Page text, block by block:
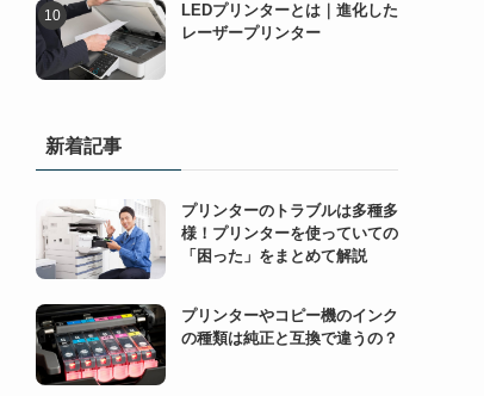
LEDプリンターとは｜進化した
レーザープリンター
新着記事
プリンターのトラブルは多種多
様！プリンターを使っていての
「困った」をまとめて解説
プリンターやコピー機のインク
の種類は純正と互換で違うの？